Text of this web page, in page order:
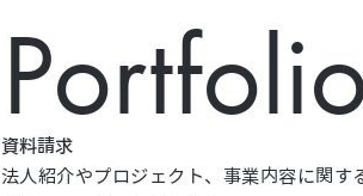
資料請求
法人紹介やプロジェクト、事業内容に関す